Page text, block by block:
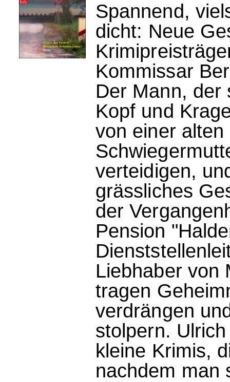
Spannend,
dicht: Neue
Kommissar
Der Mann, der
Kopf und
von einer
verteidigen,
grässliches
der
Pension
Liebhaber von
tragen
verdrängen
stolpern.
kleine Krimis,
nachdem man